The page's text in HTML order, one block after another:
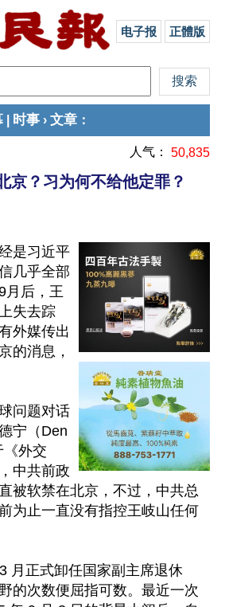
电子报 正體版
时事 › 文章 ：
人气： 50,835
京？习为何不给他定罪？
是习近平
几乎全部
月后，王
失去踪
外媒传出
的消息，
问题对话
宁（Den
《外交
中共前政
被软禁在北京，不过，中共总
为止一直没有指控王岐山任何
月正式卸任国家副主席退休
的次数便屈指可数。最近一次